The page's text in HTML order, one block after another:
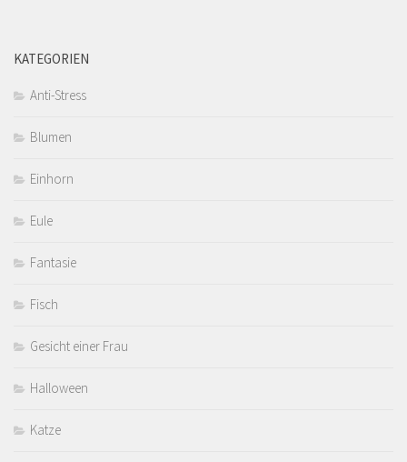
KATEGORIEN
Anti-Stress
Blumen
Einhorn
Eule
Fantasie
Fisch
Gesicht einer Frau
Halloween
Katze